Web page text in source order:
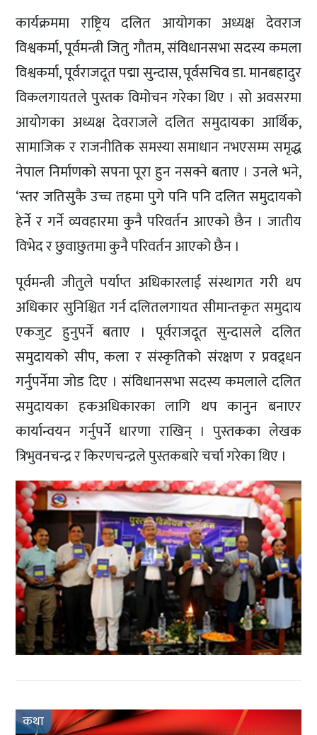
कार्यक्रममा राष्ट्रिय दलित आयोगका अध्यक्ष देवराज
विश्वकर्मा, पूर्वमन्त्री जितु गौतम, संविधानसभा सदस्य कमला
विश्वकर्मा, पूर्वराजदूत पद्मा सुन्दास, पूर्वसचिव डा. मानबहादुर
विकलगायतले पुस्तक विमोचन गरेका थिए । सो अवसरमा
आयोगका अध्यक्ष देवराजले दलित समुदायका आर्थिक,
सामाजिक र राजनीतिक समस्या समाधान नभएसम्म समृद्ध
नेपाल निर्माणको सपना पूरा हुन नसक्ने बताए । उनले भने,
‘स्तर जतिसुकै उच्च तहमा पुगे पनि पनि दलित समुदायको
हेर्ने र गर्ने व्यवहारमा कुनै परिवर्तन आएको छैन । जातीय
विभेद र छुवाछुतमा कुनै परिवर्तन आएको छैन ।
पूर्वमन्त्री जीतुले पर्याप्त अधिकारलाई संस्थागत गरी थप
अधिकार सुनिश्चित गर्न दलितलगायत सीमान्तकृत समुदाय
एकजुट हुनुपर्ने बताए । पूर्वराजदूत सुन्दासले दलित
समुदायको सीप, कला र संस्कृतिको संरक्षण र प्रवद्र्धन
गर्नुपर्नेमा जोड दिए । संविधानसभा सदस्य कमलाले दलित
समुदायका हकअधिकारका लागि थप कानुन बनाएर
कार्यान्वयन गर्नुपर्ने धारणा राखिन् । पुस्तकका लेखक
त्रिभुवनचन्द्र र किरणचन्द्रले पुस्तकबारे चर्चा गरेका थिए ।
कथा